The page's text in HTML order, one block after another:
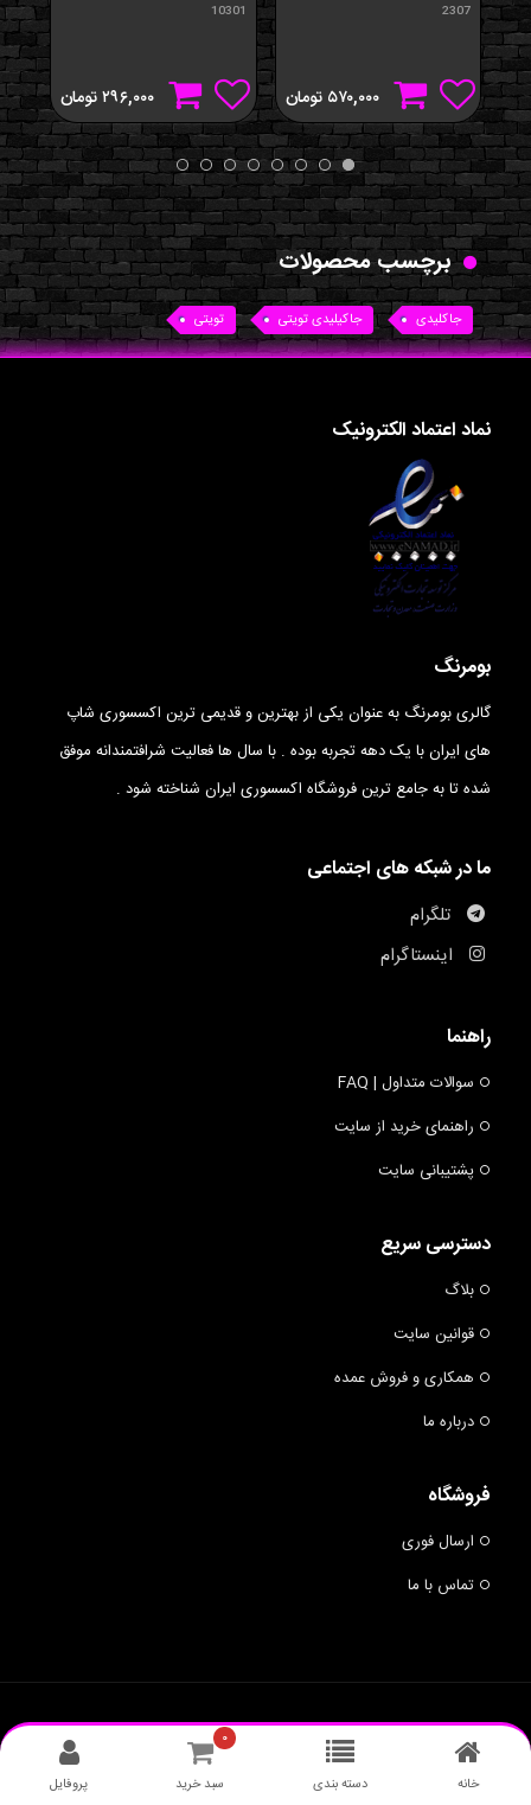
2307
۵۷۰,۰۰۰ تومان
10301
۲۹۶,۰۰۰تومان
برچسب محصولات
جاکلیدی جاکیلیدی تویتی تویتی
نماد اعتماد الکترونیک
بومرنگ
گالری بومرنگ به عنوان یکی از بهترین و قدیمی ترین اکسسوری شاپ
های ایران با یک دهه تجربه بوده . با سال ها فعالیت شرافتمندانه موفق
شده تا به جامع ترین فروشگاه اکسسوری ایران شناخته شود .
ما در شبکه های اجتماعی
تلگرام
اینستاگرام
راهنما
سوالات متداول | FAQ
راهنمای خرید از سایت
پشتیبانی سایت
دسترسی سریع
بلاگ
قوانین سایت
همکاری و فروش عمده
درباره ما
فروشگاه
ارسال فوری
تماس با ما
© 2019 BUMRANG - ALL RIGHTS RESERVED.BUMRANG
خانه دسته بندی
۰
سبد خرید پروفایل